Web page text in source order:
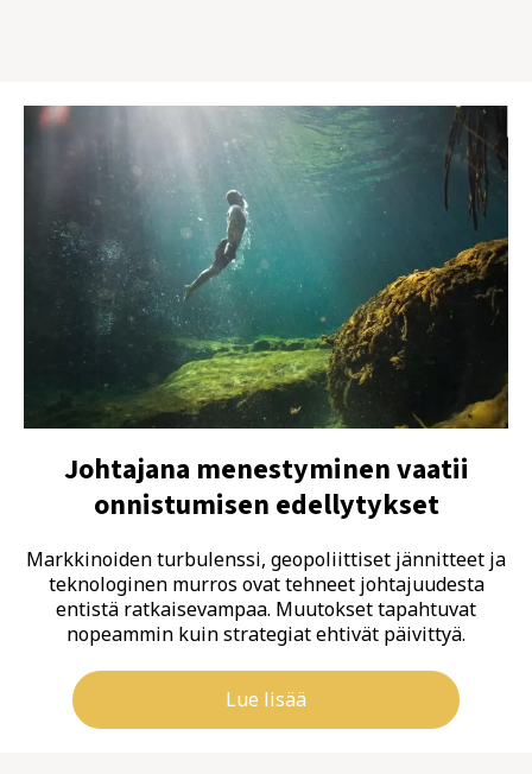
Johtajana menestyminen vaatii
onnistumisen edellytykset
Markkinoiden turbulenssi, geopoliittiset jännitteet ja
teknologinen murros ovat tehneet johtajuudesta
entistä ratkaisevampaa. Muutokset tapahtuvat
nopeammin kuin strategiat ehtivät päivittyä.
Lue lisää